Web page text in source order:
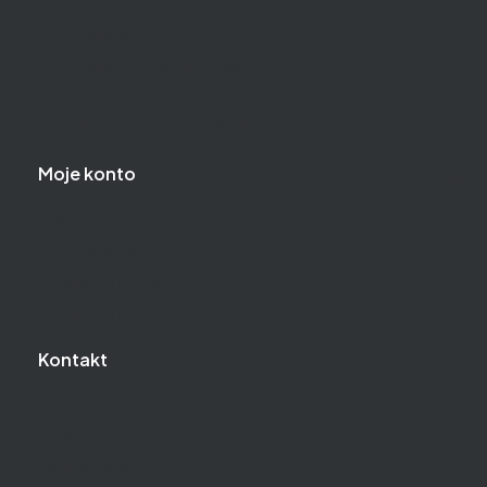
Moje konto
Kontakt